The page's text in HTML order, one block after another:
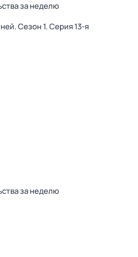
за неделю
. Сезон 1. Серия 13-я
за неделю